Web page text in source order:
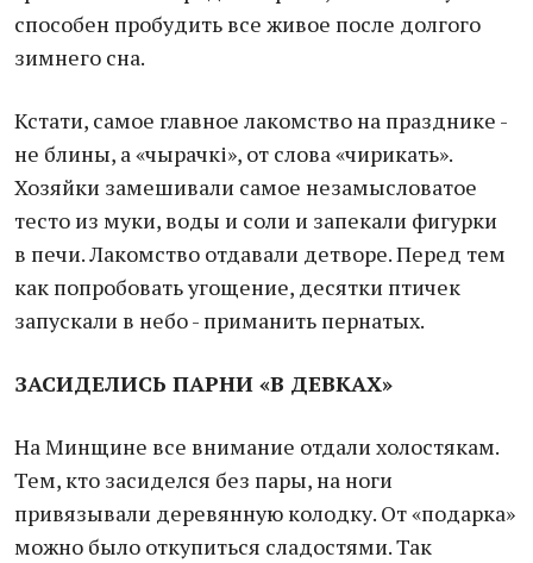
способен пробудить все живое после долгого
зимнего сна.
Кстати, самое главное лакомство на празднике -
не блины, а «чырачкі», от слова «чирикать».
Хозяйки замешивали самое незамысловатое
тесто из муки, воды и соли и запекали фигурки
в печи. Лакомство отдавали детворе. Перед тем
как попробовать угощение, десятки птичек
запускали в небо - приманить пернатых.
ЗАСИДЕЛИСЬ ПАРНИ «В ДЕВКАХ»
На Минщине все внимание отдали холостякам.
Тем, кто засиделся без пары, на ноги
привязывали деревянную колодку. От «подарка»
можно было откупиться сладостями. Так